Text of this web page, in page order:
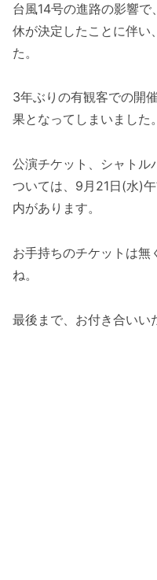
台風14号の進路の影響
休が決定したことに伴い
た。
3年ぶりの有観客での開
果となってしまいました。
公演チケット、シャトル
ついては、9月21日(水)
内があります。
お手持ちのチケットは無
ね。
最後まで、お付き合いい